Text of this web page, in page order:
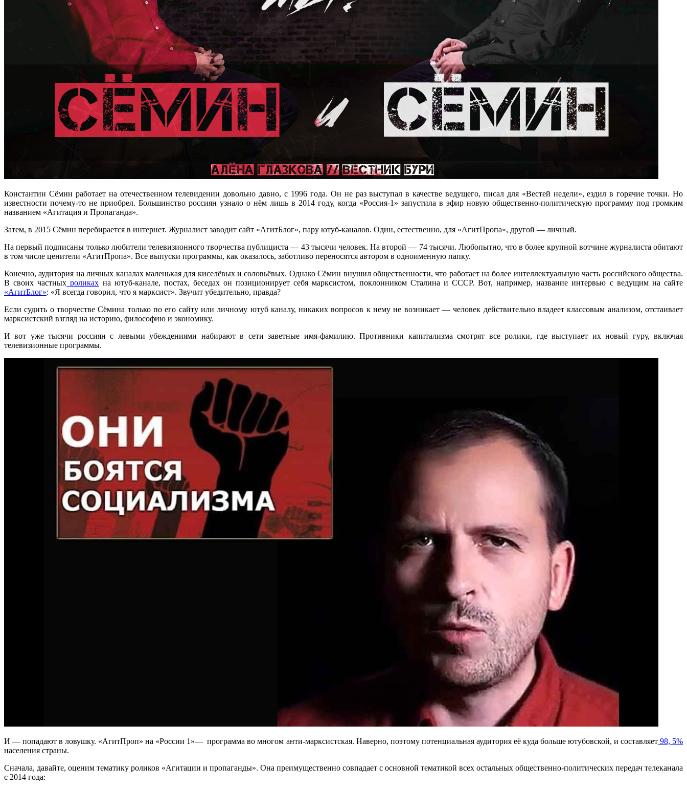
Константин Сёмин работает на отечественном телевидении довольно давно, с 1996 года. Он не раз выступал в качестве ведущего, писал для «Вестей недели», ездил в горячие точки. Но
известности почему-то не приобрел. Большинство россиян узнало о нём лишь в 2014 году, когда «Россия-1» запустила в эфир новую общественно-политическую программу под громким
названием «Агитация и Пропаганда».
Затем, в 2015 Сёмин перебирается в интернет. Журналист заводит сайт «АгитБлог», пару ютуб-каналов. Один, естественно, для «АгитПропа», другой — личный.
На первый подписаны только любители телевизионного творчества публициста — 43 тысячи человек. На второй — 74 тысячи. Любопытно, что в более крупной вотчине журналиста обитают
в том числе ценители «АгитПропа». Все выпуски программы, как оказалось, заботливо переносятся автором в одноименную папку.
Конечно, аудитория на личных каналах маленькая для киселёвых и соловьёвых. Однако Сёмин внушил общественности, что работает на более интеллектуальную часть российского общества.
В своих частных роликах на ютуб-канале, постах, беседах он позиционирует себя марксистом, поклонником Сталина и СССР. Вот, например, название интервью с ведущим на сайте
«АгитБлог»: «Я всегда говорил, что я марксист». Звучит убедительно, правда?
Если судить о творчестве Сёмина только по его сайту или личному ютуб каналу, никаких вопросов к нему не возникает — человек действительно владеет классовым анализом, отстаивает
марксистский взгляд на историю, философию и экономику.
И вот уже тысячи россиян с левыми убеждениями набирают в сети заветные имя-фамилию. Противники капитализма смотрят все ролики, где выступает их новый гуру, включая
телевизионные программы.
И — попадают в ловушку. «АгитПроп» на «России 1»— программа во многом анти-марксистская. Наверно, поэтому потенциальная аудитория её куда больше ютубовской, и составляет98, 5%
населения страны.
Сначала, давайте, оценим тематику роликов «Агитации и пропаганды». Она преимущественно совпадает с основной тематикой всех остальных общественно-политических передач телеканала
с 2014 года: